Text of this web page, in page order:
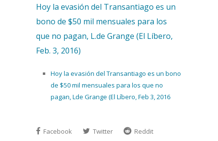
Hoy la evasión del Transantiago es un
bono de $50 mil mensuales para los
que no pagan, L.de Grange (El Líbero,
Feb. 3, 2016)
Hoy la evasión del Transantiago es un bono
de $50 mil mensuales para los que no
pagan, Lde Grange (El Líbero, Feb 3, 2016
Facebook Twitter
Reddit